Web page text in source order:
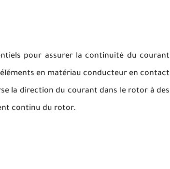
pour assurer la continuité du courant
en matériau conducteur en contact
la direction du courant dans le rotor à des
continu du rotor.